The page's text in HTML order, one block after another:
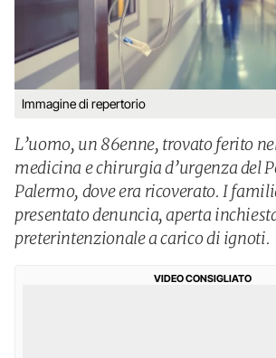
Immagine di repertorio
L’uomo, un 86enne, trovato ferito
medicina e chirurgia d’urgenza del
Palermo, dove era ricoverato. I
presentato denuncia, aperta
preterintenzionale a carico di ignoti.
VIDEO CONSIGLIATO